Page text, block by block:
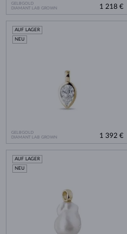
GELBGOLD
DIAMANT LAB GROWN
1 218 €
GELBGOLD
DIAMANT LAB GROWN
AUF LAGER
NEU
1 392 €
AUF LAGER
NEU